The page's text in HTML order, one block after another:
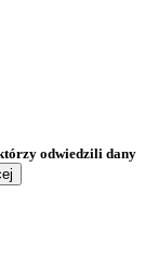
odwiedzili dany